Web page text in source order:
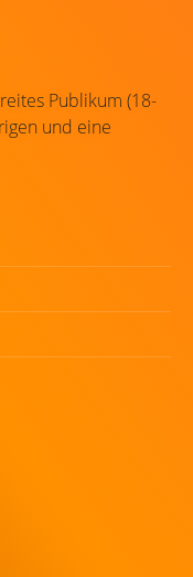
Publikum (18-
und eine